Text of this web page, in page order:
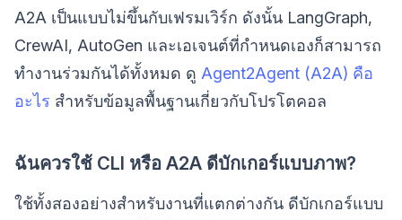
A2A เป็นแบบไม่ขึ้นกับเฟรมเวิร์ก ดังนั้น LangGraph,
CrewAI, AutoGen และเอเจนต์ที่กำหนดเองก็สามารถ
ทำงานร่วมกันได้ทั้งหมด ดู Agent2Agent (A2A) คือ
อะไร สำหรับข้อมูลพื้นฐานเกี่ยวกับโปรโตคอล
ฉันควรใช้ CLI หรือ A2A ดีบักเกอร์แบบภาพ?
ใช้ทั้งสองอย่างสำหรับงานที่แตกต่างกัน ดีบักเกอร์แบบ